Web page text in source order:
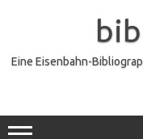
Eine Eisenbahn-